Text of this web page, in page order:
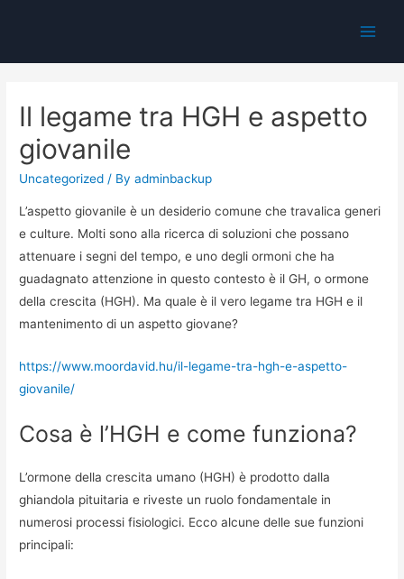
Il legame tra HGH e aspetto
giovanile
Uncategorized / Byadminbackup
L’aspetto giovanile è un desiderio comune che travalica generi
e culture. Molti sono alla ricerca di soluzioni che possano
attenuare i segni del tempo, e uno degli ormoni che ha
guadagnato attenzione in questo contesto è il GH, o ormone
della crescita (HGH). Ma quale è il vero legame tra HGH e il
mantenimento di un aspetto giovane?
https://www.moordavid.hu/il-legame-tra-hgh-e-aspetto-
giovanile/
Cosa è l’HGH e come funziona?
L’ormone della crescita umano (HGH) è prodotto dalla
ghiandola pituitaria e riveste un ruolo fondamentale in
numerosi processi fisiologici. Ecco alcune delle sue funzioni
principali: